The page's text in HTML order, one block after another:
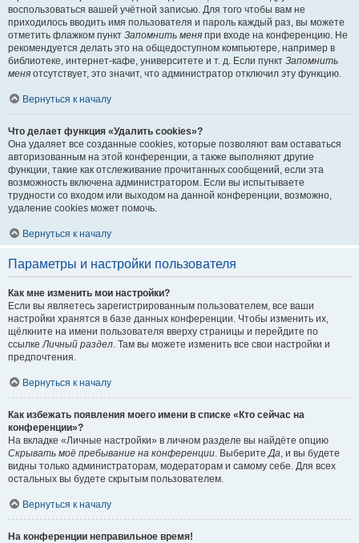
воспользоваться вашей учётной записью. Для того чтобы вам не
приходилось вводить имя пользователя и пароль каждый раз, вы можете
отметить флажком пункт Запомнить меня при входе на конференцию. Не
рекомендуется делать это на общедоступном компьютере, например в
библиотеке, интернет-кафе, университете и т. д. Если пункт Запомнить
меня отсутствует, это значит, что администратор отключил эту функцию.
Вернуться к началу
Что делает функция «Удалить cookies»?
Она удаляет все созданные cookies, которые позволяют вам оставаться
авторизованным на этой конференции, а также выполняют другие
функции, такие как отслеживание прочитанных сообщений, если эта
возможность включена администратором. Если вы испытываете
трудности со входом или выходом на данной конференции, возможно,
удаление cookies может помочь.
Вернуться к началу
Параметры и настройки пользователя
Как мне изменить мои настройки?
Если вы являетесь зарегистрированным пользователем, все ваши
настройки хранятся в базе данных конференции. Чтобы изменить их,
щёлкните на имени пользователя вверху страницы и перейдите по
ссылкеЛичный раздел. Там вы можете изменить все свои настройки и
предпочтения.
Вернуться к началу
Как избежать появления моего имени в списке «Кто сейчас на
конференции»?
На вкладке «Личные настройки» в личном разделе вы найдёте опцию
Скрывать моё пребывание на конференции. ВыберитеДа, и вы будете
видны только администраторам, модераторам и самому себе. Для всех
остальных вы будете скрытым пользователем.
Вернуться к началу
На конференции неправильное время!